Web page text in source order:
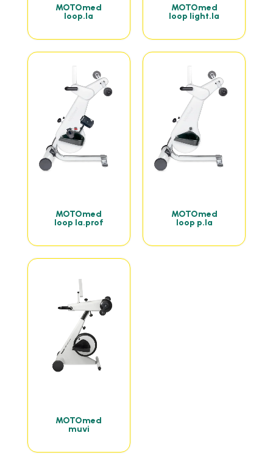
MOTOmed
loop.la
MOTOmed
loop light.la
MOTOmed
loop la.prof
MOTOmed
loop p.la
MOTOmed
muvi